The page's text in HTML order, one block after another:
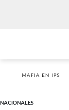
MAFIA EN IPS
NACIONALES